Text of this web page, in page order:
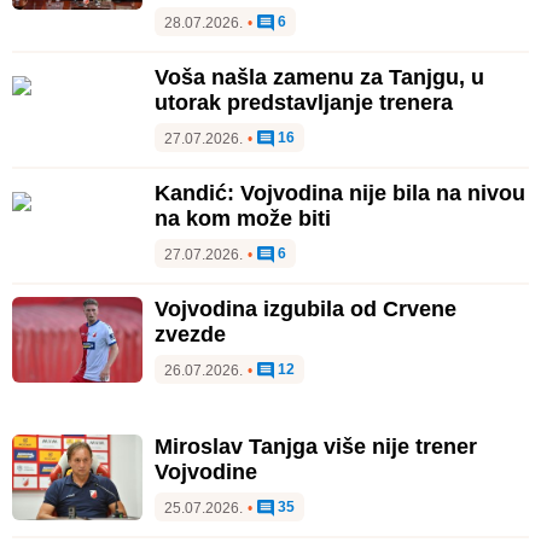
28.07.2026. • 6
Voša našla zamenu za Tanjgu, u
utorak predstavljanje trenera
27.07.2026. • 16
Kandić: Vojvodina nije bila na nivou
na kom može biti
27.07.2026. • 6
Vojvodina izgubila od Crvene
zvezde
26.07.2026. • 12
Miroslav Tanjga više nije trener
Vojvodine
25.07.2026. • 35